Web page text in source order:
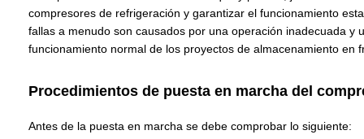
compresores de refrigeración y garantizar el funcionamiento
fallas a menudo son causados ​​por una operación inadecuada
funcionamiento normal de los proyectos de almacenamiento en
Procedimientos de puesta en marcha del
Antes de la puesta en marcha se debe comprobar lo siguiente: